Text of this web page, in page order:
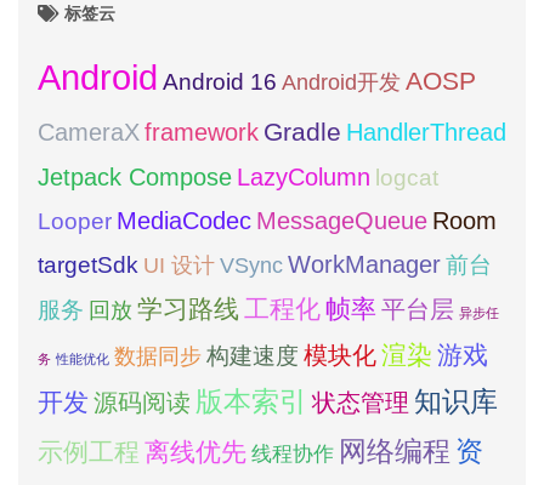
标签云
Android Android 16 Android开发 AOSP
CameraX framework Gradle HandlerThread
Jetpack Compose LazyColumn logcat
Looper MediaCodec MessageQueue Room
targetSdk UI 设计 VSyncWorkManager前台
服务 回放 学习路线 工程化帧率 平台层 异步任
务 性能优化 数据同步 构建速度 模块化渲染 游戏
开发 源码阅读 版本索引 状态管理 知识库
示例工程 离线优先 线程协作 网络编程 资